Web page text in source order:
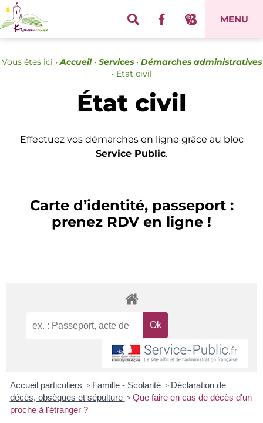
MENU
Vous êtes ici › Accueil• Services• Démarches administratives
• État civil
État civil
Effectuez vos démarches en ligne grâce au bloc
Service Public.
Carte d’identité, passeport :
prenez RDV en ligne !
Accueil particuliers > Famille - Scolarité > Déclaration de
décès, obsèques et sépulture > Que faire en cas de décès d'un
proche à l'étranger ?
Panneau de gestion des cookies